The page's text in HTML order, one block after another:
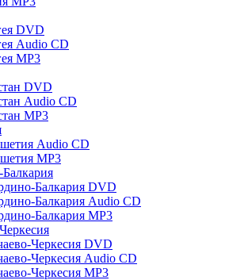
DVD
Audio CD
MP3
DVD
Audio CD
MP3
Audio CD
MP3
Балкария DVD
Балкария Audio CD
Балкария MP3
Черкесия DVD
Черкесия Audio CD
Черкесия MP3